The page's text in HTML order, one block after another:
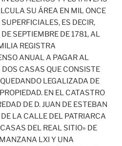
SU ÁREA EN MIL ONCE
ES DECIR,
SEPTIEMBRE DE 1781, AL
REGISTRA
ANUAL A PAGAR AL
CASAS QUE CONSISTE
LEGALIZADA DE
EN EL CATASTRO
DE D. JUAN DE ESTEBAN
LA CALLE DEL PATRIARCA
DEL REAL SITIO» DE
LXI Y UNA